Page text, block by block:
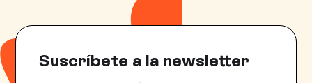
Suscríbete a la newsletter